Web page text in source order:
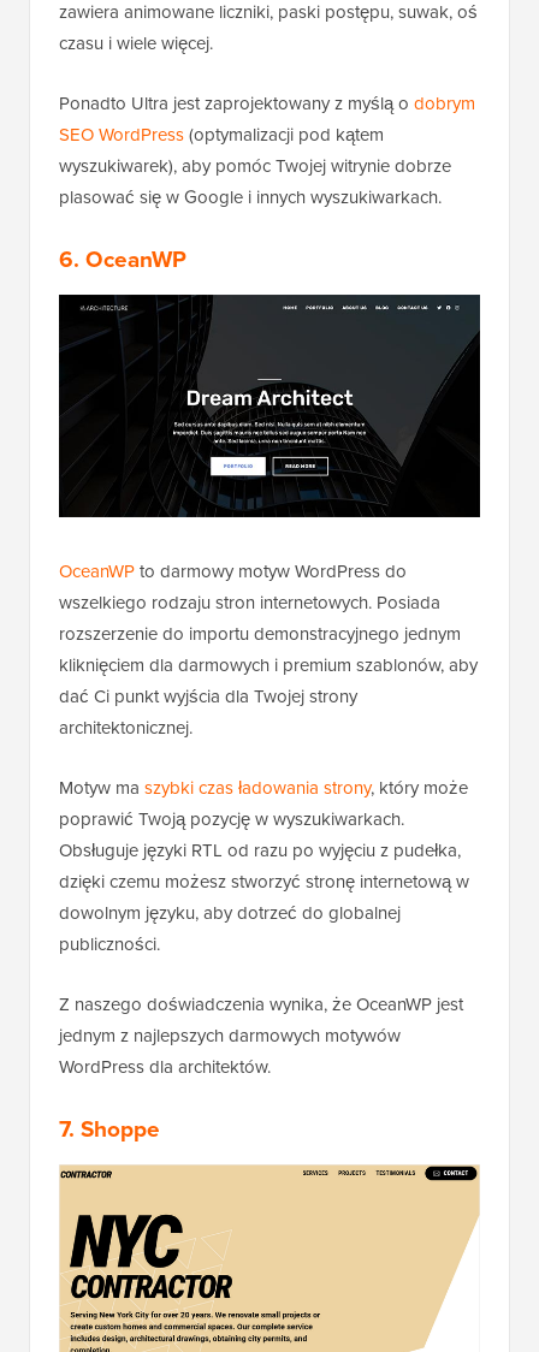
zawiera animowane liczniki, paski postępu, suwak, oś
czasu i wiele więcej.
Ponadto Ultra jest zaprojektowany z myślą o dobrym
SEO WordPress(optymalizacji pod kątem
wyszukiwarek), aby pomóc Twojej witrynie dobrze
plasować się w Google i innych wyszukiwarkach.
6. OceanWP
OceanWPto darmowy motyw WordPress do
wszelkiego rodzaju stron internetowych. Posiada
rozszerzenie do importu demonstracyjnego jednym
kliknięciem dla darmowych i premium szablonów, aby
dać Ci punkt wyjścia dla Twojej strony
architektonicznej.
Motyw ma szybki czas ładowania strony, który może
poprawić Twoją pozycję w wyszukiwarkach.
Obsługuje języki RTL od razu po wyjęciu z pudełka,
dzięki czemu możesz stworzyć stronę internetową w
dowolnym języku, aby dotrzeć do globalnej
publiczności.
Z naszego doświadczenia wynika, że OceanWP jest
jednym z najlepszych darmowych motywów
WordPress dla architektów.
7. Shoppe